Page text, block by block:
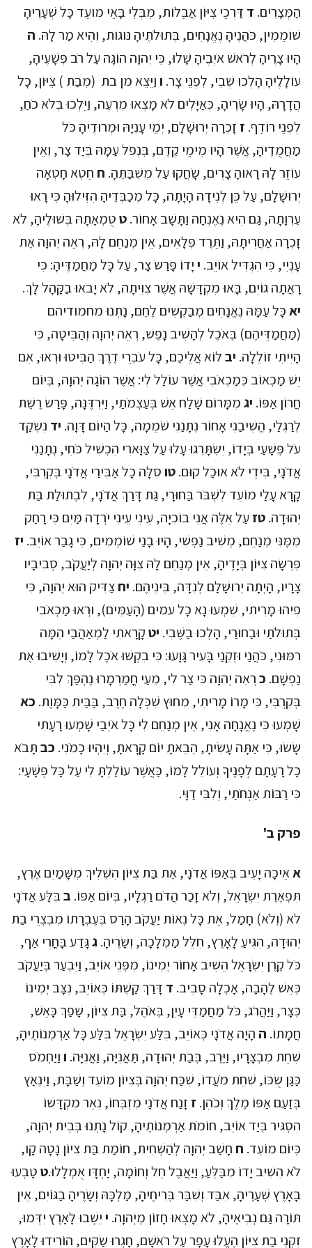
הַמְּצָרִים. ד דַּרְכֵי צִיּוֹן אֲבֵלוֹת, מִבְּלִי בָּאֵי מוֹעֵד כָּל שְׁעָרֶיהָ
שׁוֹמֵמִין, כֹּהֲנֶיהָ נֶאֱנָחִים, בְּתוּלֹתֶיהָ נּוּגוֹת, וְהִיא מַר לָהּ. ה
הָיוּ צָרֶיהָ לְרֹאשׁ אֹיְבֶיהָ שָׁלוּ, כִּי יְהוָה הוֹגָהּ עַל רֹב פְּשָׁעֶיהָ,
עוֹלָלֶיהָ הָלְכוּ שְׁבִי, לִפְנֵי צָר. ווַיֵּצֵא מן בת (מִבַּת ) צִיּוֹן, כָּל
הֲדָרָהּ, הָיוּ שָׂרֶיהָ, כְּאַיָּלִים לֹא מָצְאוּ מִרְעֶה, וַיֵּלְכוּ בְלֹא כֹחַ,
לִפְנֵי רוֹדֵף. ז זָכְרָה יְרוּשָׁלִַם, יְמֵי עָנְיָהּ וּמְרוּדֶיהָ כֹּל
מַחֲמֻדֶיהָ, אֲשֶׁר הָיוּ מִימֵי קֶדֶם, בִּנְפֹל עַמָּהּ בְּיַד צָר, וְאֵין
עוֹזֵר לָהּ רָאוּהָ צָרִים, שָׂחֲקוּ עַל מִשְׁבַּתֶּהָ. ח חֵטְא חָטְאָה
יְרוּשָׁלִַם, עַל כֵּן לְנִידָה הָיָתָה, כָּל מְכַבְּדֶיהָ הִזִּילוּהָ כִּי רָאוּ
עֶרְוָתָהּ, גַּם הִיא נֶאֶנְחָה וַתָּשָׁב אָחוֹר.טטֻמְאָתָהּ בְּשׁוּלֶיהָ, לֹא
זָכְרָה אַחֲרִיתָהּ, וַתֵּרֶד פְּלָאִים, אֵין מְנַחֵם לָהּ, רְאֵה יְהוָה אֶת
עָנְיִי, כִּי הִגְדִּיל אוֹיֵב. ייָדוֹ פָּרַשׂ צָר, עַל כָּל מַחֲמַדֶּיהָ: כִּי
רָאֲתָה גוֹיִם, בָּאוּ מִקְדָּשָׁהּ אֲשֶׁר צִוִּיתָה, לֹא יָבֹאוּ בַקָּהָל לָךְ.
יאכָּל עַמָּהּ נֶאֱנָחִים מְבַקְשִׁים לֶחֶם, נָתְנוּ מחמודיהם
(מַחֲמַדֵּיהֶם) בְּאֹכֶל לְהָשִׁיב נָפֶשׁ, רְאֵה יְהוָה וְהַבִּיטָה, כִּי
הָיִיתִי זוֹלֵלָה. יבלוֹא אֲלֵיכֶם, כָּל עֹבְרֵי דֶרֶךְ הַבִּיטוּ וּרְאוּ, אִם
יֵשׁ מַכְאוֹב כְּמַכְאֹבִי אֲשֶׁר עוֹלַל לִי: אֲשֶׁר הוֹגָה יְהוָה, בְּיוֹם
חֲרוֹן אַפּוֹ. יגמִמָּרוֹם שָׁלַח אֵשׁ בְּעַצְמֹתַי, וַיִּרְדֶּנָּה, פָּרַשׂ רֶשֶׁת
לְרַגְלַי, הֱשִׁיבַנִי אָחוֹר נְתָנַנִי שֹׁמֵמָה, כָּל הַיּוֹם דָּוָה. יד נִשְׂקַד
עֹל פְּשָׁעַי בְּיָדוֹ, יִשְׂתָּרְגוּ עָלוּ עַל צַוָּארִי הִכְשִׁיל כֹּחִי, נְתָנַנִי
אֲדֹנָי, בִּידֵי לֹא אוּכַל קוּם.טוסִלָּה כָל אַבִּירַי אֲדֹנָי בְּקִרְבִּי,
קָרָא עָלַי מוֹעֵד לִשְׁבֹּר בַּחוּרָי, גַּת דָּרַךְ אֲדֹנָי, לִבְתוּלַת בַּת
יְהוּדָה.טז עַל אֵלֶּה אֲנִי בוֹכִיָּה, עֵינִי עֵינִי יֹרְדָה מַּיִם כִּי רָחַק
מִמֶּנִּי מְנַחֵם, מֵשִׁיב נַפְשִׁי, הָיוּ בָנַי שׁוֹמֵמִים, כִּי גָבַר אוֹיֵב. יז
פֵּרְשָׂה צִיּוֹן בְּיָדֶיהָ, אֵין מְנַחֵם לָהּ צִוָּה יְהוָה לְיַעֲקֹב, סְבִיבָיו
צָרָיו, הָיְתָה יְרוּשָׁלִַם לְנִדָּה, בֵּינֵיהֶם. יחצַדִּיק הוּא יְהוָה, כִּי
פִיהוּ מָרִיתִי, שִׁמְעוּ נָא כָל עמים (הָעַמִּים), וּרְאוּ מַכְאֹבִי
בְּתוּלֹתַי וּבַחוּרַי, הָלְכוּ בַשֶּׁבִי. יטקָרָאתִי לַמְאַהֲבַי הֵמָּה
רִמּוּנִי, כֹּהֲנַי וּזְקֵנַי בָּעִיר גָּוָעוּ: כִּי בִקְשׁוּ אֹכֶל לָמוֹ, וְיָשִׁיבוּ אֶת
נַפְשָׁם. כרְאֵה יְהוָה כִּי צַר לִי, מֵעַי חֳמַרְמָרוּ נֶהְפַּךְ לִבִּי
בְּקִרְבִּי, כִּי מָרוֹ מָרִיתִי, מִחוּץ שִׁכְּלָה חֶרֶב, בַּבַּיִת כַּמָּוֶת. כא
שָׁמְעוּ כִּי נֶאֱנָחָה אָנִי, אֵין מְנַחֵם לִי כָּל אֹיְבַי שָׁמְעוּ רָעָתִי
שָׂשׂוּ, כִּי אַתָּה עָשִׂיתָ, הֵבֵאתָ יוֹם קָרָאתָ, וְיִהְיוּ כָמֹנִי. כבתָּבֹא
כָל רָעָתָם לְפָנֶיךָ וְעוֹלֵל לָמוֹ, כַּאֲשֶׁר עוֹלַלְתָּ לִי עַל כָּל פְּשָׁעָי:
כִּי רַבּוֹת אַנְחֹתַי, וְלִבִּי דַוָּי.
פרק ב'
אאֵיכָה יָעִיב בְּאַפּוֹ אֲדֹנָי, אֶת בַּת צִיּוֹן הִשְׁלִיךְ מִשָּׁמַיִם אֶרֶץ,
תִּפְאֶרֶת יִשְׂרָאֵל, וְלֹא זָכַר הֲדֹם רַגְלָיו, בְּיוֹם אַפּוֹ. בבִּלַּע אֲדֹנָי
לא (וְלֹא) חָמַל, אֵת כָּל נְאוֹת יַעֲקֹב הָרַס בְּעֶבְרָתוֹ מִבְצְרֵי בַת
יְהוּדָה, הִגִּיעַ לָאָרֶץ, חִלֵּל מַמְלָכָה, וְשָׂרֶיהָ.גגָּדַע בָּחֳרִי אַף,
כֹּל קֶרֶן יִשְׂרָאֵל הֵשִׁיב אָחוֹר יְמִינוֹ, מִפְּנֵי אוֹיֵב, וַיִּבְעַר בְּיַעֲקֹב
כְּאֵשׁ לֶהָבָה, אָכְלָה סָבִיב. ד דָּרַךְ קַשְׁתּוֹ כְּאוֹיֵב, נִצָּב יְמִינוֹ
כְּצָר, וַיַּהֲרֹג, כֹּל מַחֲמַדֵּי עָיִן, בְּאֹהֶל, בַּת צִיּוֹן, שָׁפַךְ כָּאֵשׁ,
חֲמָתוֹ. ה הָיָה אֲדֹנָי כְּאוֹיֵב, בִּלַּע יִשְׂרָאֵל בִּלַּע כָּל אַרְמְנוֹתֶיהָ,
שִׁחֵת מִבְצָרָיו, וַיֶּרֶב, בְּבַת יְהוּדָה, תַּאֲנִיָּה, וַאֲנִיָּה. ווַיַּחְמֹס
כַּגַּן שֻׂכּוֹ, שִׁחֵת מֹעֲדוֹ, שִׁכַּח יְהוָה בְּצִיּוֹן מוֹעֵד וְשַׁבָּת, וַיִּנְאַץ
בְּזַעַם אַפּוֹ מֶלֶךְ וְכֹהֵן. ז זָנַח אֲדֹנָי מִזְבְּחוֹ, נִאֵר מִקְדָּשׁוֹ
הִסְגִּיר בְּיַד אוֹיֵב, חוֹמֹת אַרְמְנוֹתֶיהָ, קוֹל נָתְנוּ בְּבֵית יְהוָה,
כְּיוֹם מוֹעֵד. ח חָשַׁב יְהוָה לְהַשְׁחִית, חוֹמַת בַּת צִיּוֹן נָטָה קָו,
לֹא הֵשִׁיב יָדוֹ מִבַּלֵּעַ, וַיַּאֲבֶל חֵל וְחוֹמָה, יַחְדָּו אֻמְלָלוּ.טטָבְעוּ
בָאָרֶץ שְׁעָרֶיהָ, אִבַּד וְשִׁבַּר בְּרִיחֶיהָ, מַלְכָּהּ וְשָׂרֶיהָ בַגּוֹיִם, אֵין
תּוֹרָה גַּם נְבִיאֶיהָ, לֹא מָצְאוּ חָזוֹן מֵיְהוָה. ייֵשְׁבוּ לָאָרֶץ יִדְּמוּ,
זִקְנֵי בַת צִיּוֹן הֶעֱלוּ עָפָר עַל רֹאשָׁם, חָגְרוּ שַׂקִּים, הוֹרִידוּ לָאָרֶץ